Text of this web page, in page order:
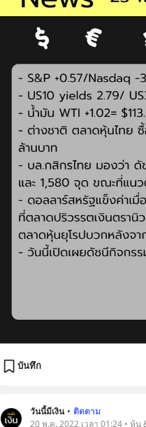
บันทึก
วันนี้มีเงิน • ติดตาม
20 พ.ค. 2022 เวลา 01:24 • หุ้น